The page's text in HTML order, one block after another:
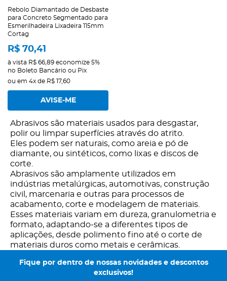
Rebolo Diamantado de Desbaste
para Concreto Segmentado para
Esmerilhadeira Lixadeira 115mm
Cortag
R$ 70,41
à vista R$ 66,89 economize 5%
no Boleto Bancário ou Pix
ou em 4x de R$ 17,60
AVISE-ME
Abrasivos são materiais usados para desgastar,
polir ou limpar superfícies através do atrito.
Eles podem ser naturais, como areia e pó de
diamante, ou sintéticos, como lixas e discos de
corte.
Abrasivos são amplamente utilizados em
indústrias metalúrgicas, automotivas, construção
civil, marcenaria e outras para processos de
acabamento, corte e modelagem de materiais.
Esses materiais variam em dureza, granulometria e
formato, adaptando-se a diferentes tipos de
aplicações, desde polimento fino até o corte de
materiais duros como metais e cerâmicas.
Fique por dentro de nossas novidades e descontos
exclusivos!